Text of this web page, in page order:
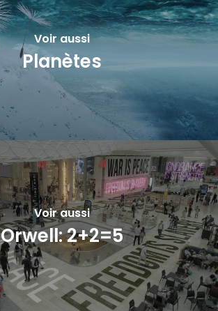
Voir aussi
Planètes
Voir aussi
Orwell: 2+2=5